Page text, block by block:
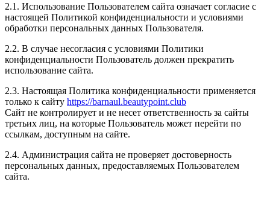
2.1. Использование Пользователем сайта означает согласие с
настоящей Политикой конфиденциальности и условиями
обработки персональных данных Пользователя.
2.2. В случае несогласия с условиями Политики
конфиденциальности Пользователь должен прекратить
использование сайта.
2.3. Настоящая Политика конфиденциальности применяется
только к сайту https://barnaul.beautypoint.club
Сайт не контролирует и не несет ответственность за сайты
третьих лиц, на которые Пользователь может перейти по
ссылкам, доступным на сайте.
2.4. Администрация сайта не проверяет достоверность
персональных данных, предоставляемых Пользователем
сайта.